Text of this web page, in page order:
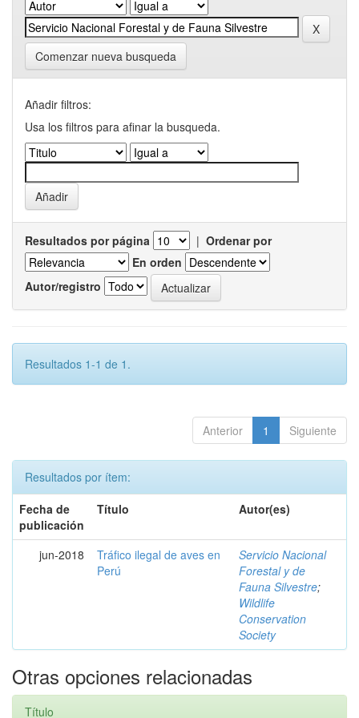
Comenzar nueva busqueda
Añadir filtros:
Usa los filtros para afinar la busqueda.
Resultados por página | Ordenar por
En orden
Autor/registro
Resultados 1-1 de 1.
Anterior 1 Siguiente
Resultados por ítem:
Fecha de
publicación
Título Autor(es)
jun-2018
Tráfico ilegal de aves en
Perú
Servicio Nacional
Forestal y de
Fauna Silvestre;
Wildlife
Conservation
Society
Otras opciones relacionadas
Título